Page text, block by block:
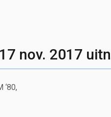
nov. 2017
‘80,